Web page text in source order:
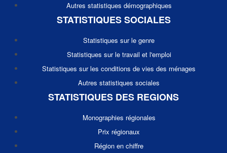
Autres statistiques démographiques
STATISTIQUES SOCIALES
Statistiques sur le genre
Statistiques sur le travail et l'emploi
Statistiques sur les conditions de vies des ménages
Autres statistiques sociales
STATISTIQUES DES REGIONS
Monographies régionales
Prix régionaux
Région en chiffre